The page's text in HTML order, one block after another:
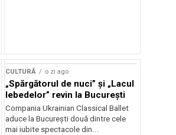
CULTURĂ o zi ago
„Spărgătorul de nuci” și „Lacul
lebedelor” revin la București
Compania Ukrainian Classical Ballet
aduce la București două dintre cele
mai iubite spectacole din...